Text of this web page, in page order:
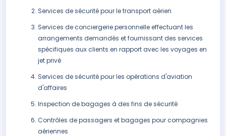
Services de sécurité pour le transport aérien
Services de conciergerie personnelle effectuant les
arrangements demandés et fournissant des services
spécifiques aux clients en rapport avec les voyages en
jet privé
Services de sécurité pour les opérations d'aviation
d'affaires
Inspection de bagages à des fins de sécurité
Contrôles de passagers et bagages pour compagnies
aériennes